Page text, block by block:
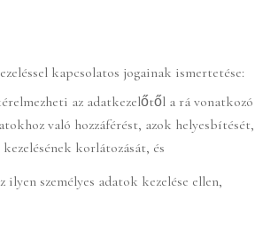
kapcsolatos jogainak ismertetése:
az adatkezelőtől a rá vonatkozó
való hozzáférést, azok helyesbítését,
korlátozását, és
személyes adatok kezelése ellen,